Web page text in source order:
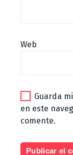
Web
Guarda
en este
comente.